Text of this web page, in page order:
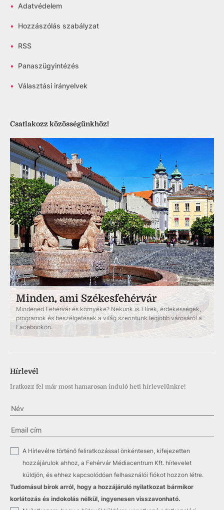
• Adatvédelem
• Hozzászólás szabályzat
• RSS
• Panaszügyintézés
• Választási irányelvek
Csatlakozz közösségünkhöz!
Minden, ami Székesfehérvár
Mindened Fehérvár és környéke? Nekünk is. Hírek, érdekességek,
programok és beszélgetések a világ szerintünk legjobb városáról a
Facebookon.
Hírlevél
Iratkozz fel már most hamarosan induló heti hírlevelünkre!
A Hírlevélre történő feliratkozással önkéntesen, kifejezetten
hozzájárulok ahhoz, a Fehérvár Médiacentrum Kft. hírlevelet
küldjön, és ehhez kapcsolódóan felhasználói fiókot hozzon létre.
Tudomásul bírok arról, hogy a hozzájáruló nyilatkozat bármikor
korlátozás és indokolás nélkül, ingyenesen visszavonható.